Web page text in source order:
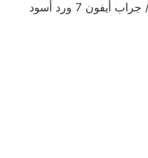
أيفون 7 ورد أسود